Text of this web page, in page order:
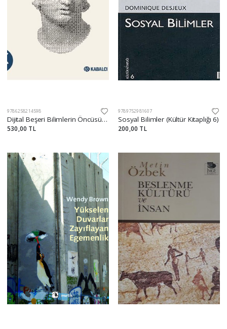
9786258214598
Dijital Beşeri Bilimlerin Öncüsü-Dijital Arkeoloji Stratejisi
530,00 TL
9789752981607
Sosyal Bilimler (Kültür Kitaplığı 6)
200,00 TL